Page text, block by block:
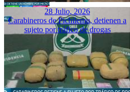
28 Julio, 2026
Carabineros de Pichilemu, detienen a
sujeto por tráfico de drogas